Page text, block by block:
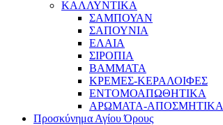
ΚΑΛΛΥΝΤΙΚΑ
ΣΑΜΠΟΥΑΝ
ΣΑΠΟΥΝΙΑ
ΕΛΑΙΑ
ΣΙΡΟΠΙΑ
ΒΑΜΜΑΤΑ
ΚΡΕΜΕΣ-ΚΕΡΑΛΟΙΦΕΣ
ΕΝΤΟΜΟΑΠΩΘΗΤΙΚΑ
ΑΡΩΜΑΤΑ-ΑΠΟΣΜΗΤΙΚΑ
Προσκύνημα Αγίου Όρους